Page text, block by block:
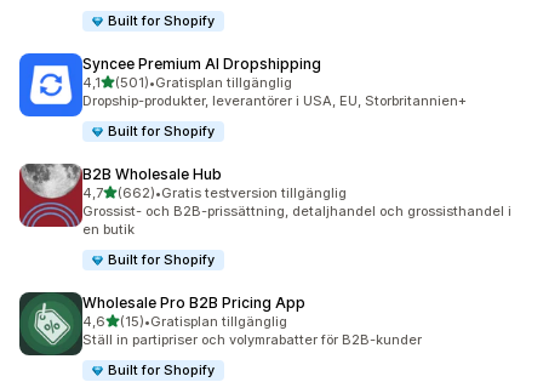
Built for Shopify
Syncee Premium AI Dropshipping
4,1av 5 stjärnor
(501)
501 recensioner totalt
•Gratisplan tillgänglig
Dropship-produkter, leverantörer i USA, EU, Storbritannien+
Built for Shopify
B2B Wholesale Hub
4,7av 5 stjärnor
(662)
662 recensioner totalt
•Gratis testversion tillgänglig
Grossist- och B2B-prissättning, detaljhandel och grossisthandel i
en butik
Built for Shopify
Wholesale Pro B2B Pricing App
4,6av 5 stjärnor
(15)
15 recensioner totalt
•Gratisplan tillgänglig
Ställ in partipriser och volymrabatter för B2B-kunder
Built for Shopify